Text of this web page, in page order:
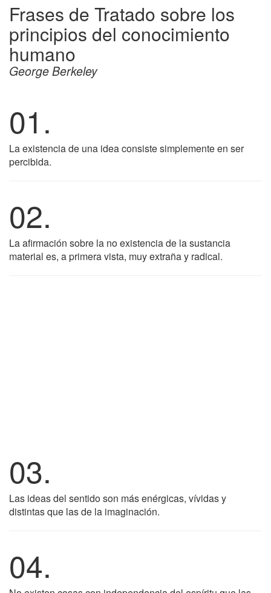
Frases de Tratado sobre los
principios del conocimiento
humano
George Berkeley
01.
La existencia de una idea consiste simplemente en ser
percibida.
02.
La afirmación sobre la no existencia de la sustancia
material es, a primera vista, muy extraña y radical.
03.
Las ideas del sentido son más enérgicas, vívidas y
distintas que las de la imaginación.
04.